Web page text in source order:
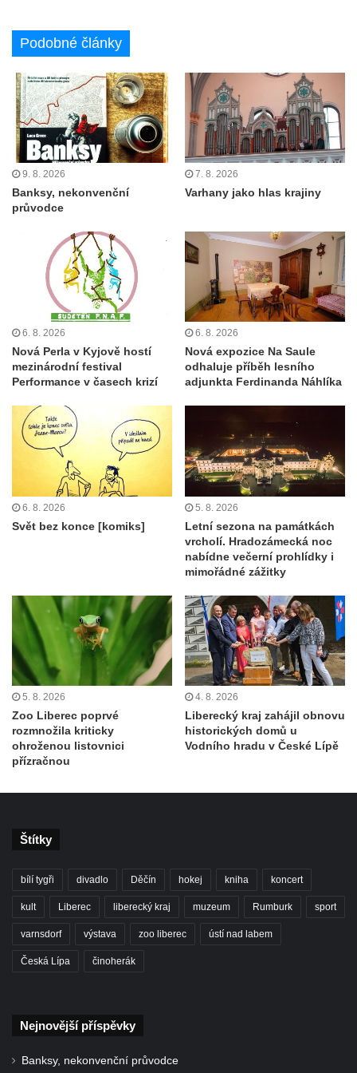
Podobné články
9. 8. 2026
Banksy, nekonvenční
průvodce
7. 8. 2026
Varhany jako hlas krajiny
6. 8. 2026
Nová Perla v Kyjově hostí
mezinárodní festival
Performance v časech krizí
6. 8. 2026
Nová expozice Na Saule
odhaluje příběh lesního
adjunkta Ferdinanda Náhlíka
6. 8. 2026
Svět bez konce [komiks]
5. 8. 2026
Letní sezona na památkách
vrcholí. Hradozámecká noc
nabídne večerní prohlídky i
mimořádné zážitky
5. 8. 2026
Zoo Liberec poprvé
rozmnožila kriticky
ohroženou listovnici
přízračnou
4. 8. 2026
Liberecký kraj zahájil obnovu
historických domů u
Vodního hradu v České Lípě
Štítky
bílí tygři divadlo Děčín hokej kniha koncert
kult Liberec liberecký kraj muzeum Rumburk sport
varnsdorf výstava zoo liberec ústí nad labem
Česká Lípa činoherák
Nejnovější příspěvky
Banksy, nekonvenční průvodce